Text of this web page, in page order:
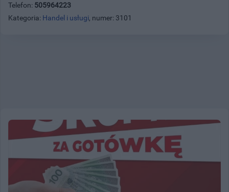
Telefon: 505964223
Kategoria: Handel i usługi, numer: 3101